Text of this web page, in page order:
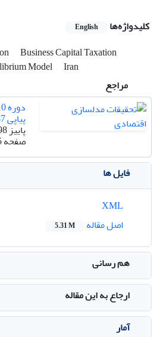
کلیدواژه‌ها
English
Business Capital Taxation
Model
Iran
مراجع
پیاپی 37
پاییز 1398
صفحه
فایل ها
اصل مقاله
5.31 M
هم رسانی
ارجاع به این مقاله
آمار